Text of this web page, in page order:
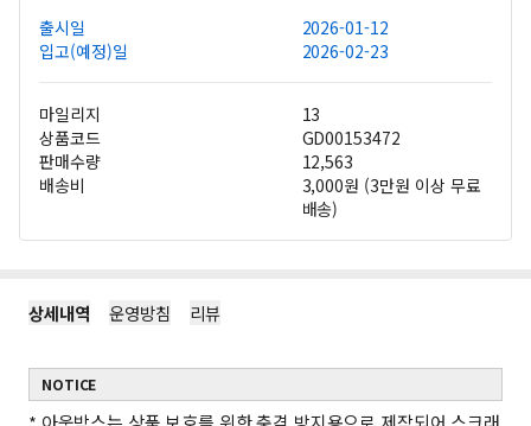
출시일
2026-01-12
입고(예정)일
2026-02-23
마일리지
13
상품코드
GD00153472
판매수량
12,563
배송비
3,000원 (3만원 이상 무료
배송)
상세내역 운영방침 리뷰
NOTICE